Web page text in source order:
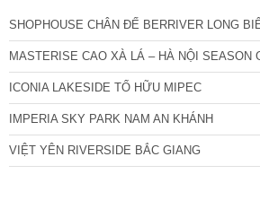
SHOPHOUSE CHÂN ĐẾ BERRIVER LONG
MASTERISE CAO XÀ LÁ – HÀ NỘI SEASON
ICONIA LAKESIDE TỐ HỮU MIPEC
IMPERIA SKY PARK NAM AN KHÁNH
VIỆT YÊN RIVERSIDE BẮC GIANG